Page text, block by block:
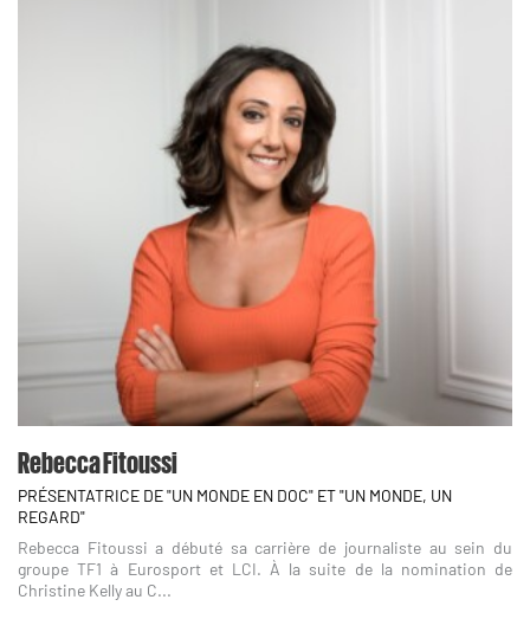
Rebecca Fitoussi
PRÉSENTATRICE DE "UN MONDE EN DOC" ET "UN MONDE, UN
REGARD"
Rebecca Fitoussi a débuté sa carrière de journaliste au sein du
groupe TF1 à Eurosport et LCI. À la suite de la nomination de
Christine Kelly au C...